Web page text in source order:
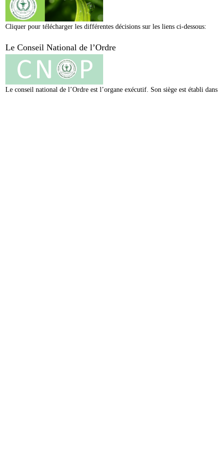
Cliquer pour télécharger les différentes décisions sur les liens ci-dessous:
Le Conseil National de l’Ordre
Le conseil national de l’Ordre est l’organe exécutif. Son siège est établi